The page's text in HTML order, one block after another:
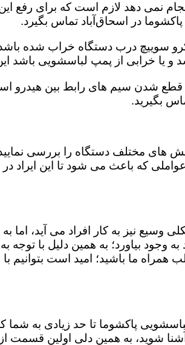
نمی دهد لازم است که برای رفع
در اسحاق‌آباد تماس بگیرد.
سوییچ درب دستگاه خراب شده
و یا خرابی از پمپ لباسشویی باشد
شدن سیم های رابط بین هیدرو
بگیرید.
های مختلف دستگاه را بررسی
که باعث می شود تا این ایراد
وسیع نیز به کار افراد می آید، اما
وجود بیاورد؛ به همین دلیل با
ما باشید؛ امید است بتوانیم
لباسشویی پاکشوما تا حد زیادی به
شوید، به همین دلی اولین قسمت